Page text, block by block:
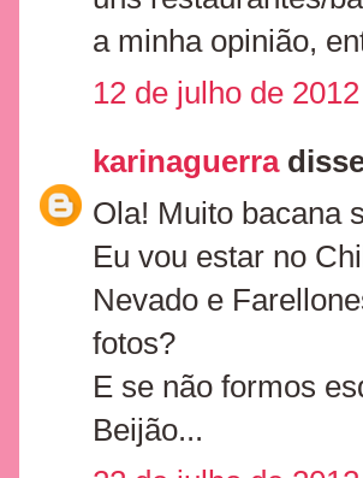
a minha opinião,
12 de julho de
karinaguerra
Ola! Muito bacana
Eu vou estar no
Nevado e
fotos?
E se não formos
Beijão...